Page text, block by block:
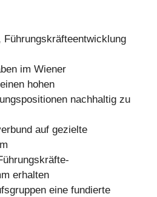
Führungskräfteentwicklung
im Wiener
hohen
nachhaltig zu
auf gezielte
erhalten
eine fundierte